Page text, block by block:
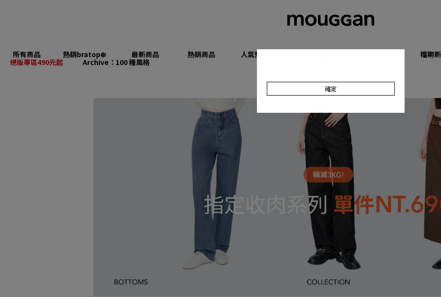
所有商品 熱銷bratop❄️ 最新商品 熱銷商品 人氣預購
檔期
絕版專區490元起
Archive：100 種風格
確定